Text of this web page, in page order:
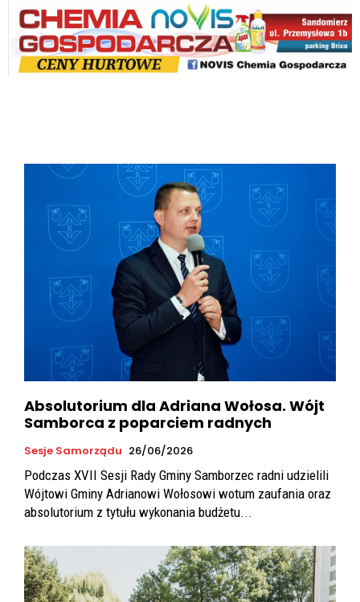
Absolutorium dla Adriana Wołosa. Wójt
Samborca z poparciem radnych
Sesje Samorządu 26/06/2026
Podczas XVII Sesji Rady Gminy Samborzec radni udzielili
Wójtowi Gminy Adrianowi Wołosowi wotum zaufania oraz
absolutorium z tytułu wykonania budżetu...